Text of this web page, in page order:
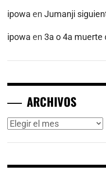
ipowa en Jumanji
ipowa en 3a o 4a muerte
ARCHIVOS
Archivos